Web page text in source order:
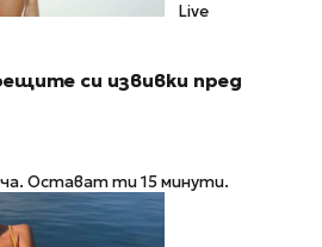
Live
си извивки пред
Остават ти 15 минути.